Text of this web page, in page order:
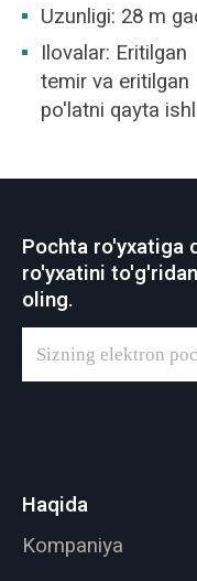
Uzunligi: 28 m
Ilovalar: Eritilgan
temir va eritilgan
po'latni qayta
Pochta ro'yxatiga
ro'yxatini
oling.
Haqida
Kompaniya